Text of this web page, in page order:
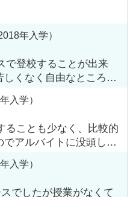
年入学）
で登校することが出来
くなく自由なところが
入学）
ることも少なく、比較的
でアルバイトに没頭して
入学）
でしたが授業がなくて